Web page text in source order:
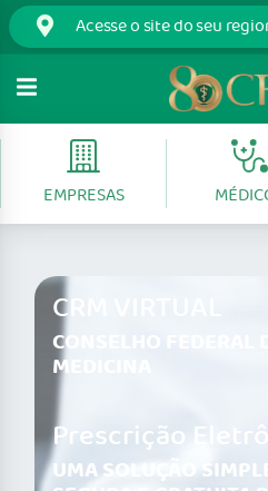
EMPRESAS
CRM VIRTUAL
CONSELHO FEDERAL DE
MEDICINA
Prescrição
UMA SOLUÇÃO